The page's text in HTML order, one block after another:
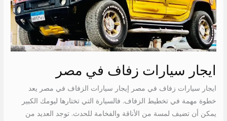
ايجار سيارات زفاف في مصر
ايجار سيارات زفاف في مصر إيجار سيارات الزفاف في مصر يعد
خطوة مهمة في تخطيط الزفاف. فالسيارة التي تختارها ليومك الكبير
يمكن أن تضيف لمسة من الأناقة والفخامة للحدث. توجد العديد من
مصر